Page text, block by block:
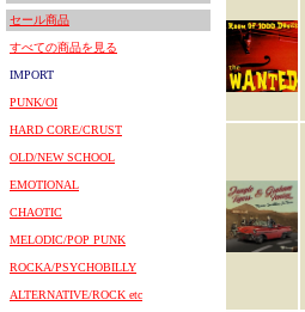
セール商品
すべての商品を見る
IMPORT
PUNK/OI
HARD CORE/CRUST
OLD/NEW SCHOOL
EMOTIONAL
CHAOTIC
MELODIC/POP PUNK
ROCKA/PSYCHOBILLY
ALTERNATIVE/ROCK etc